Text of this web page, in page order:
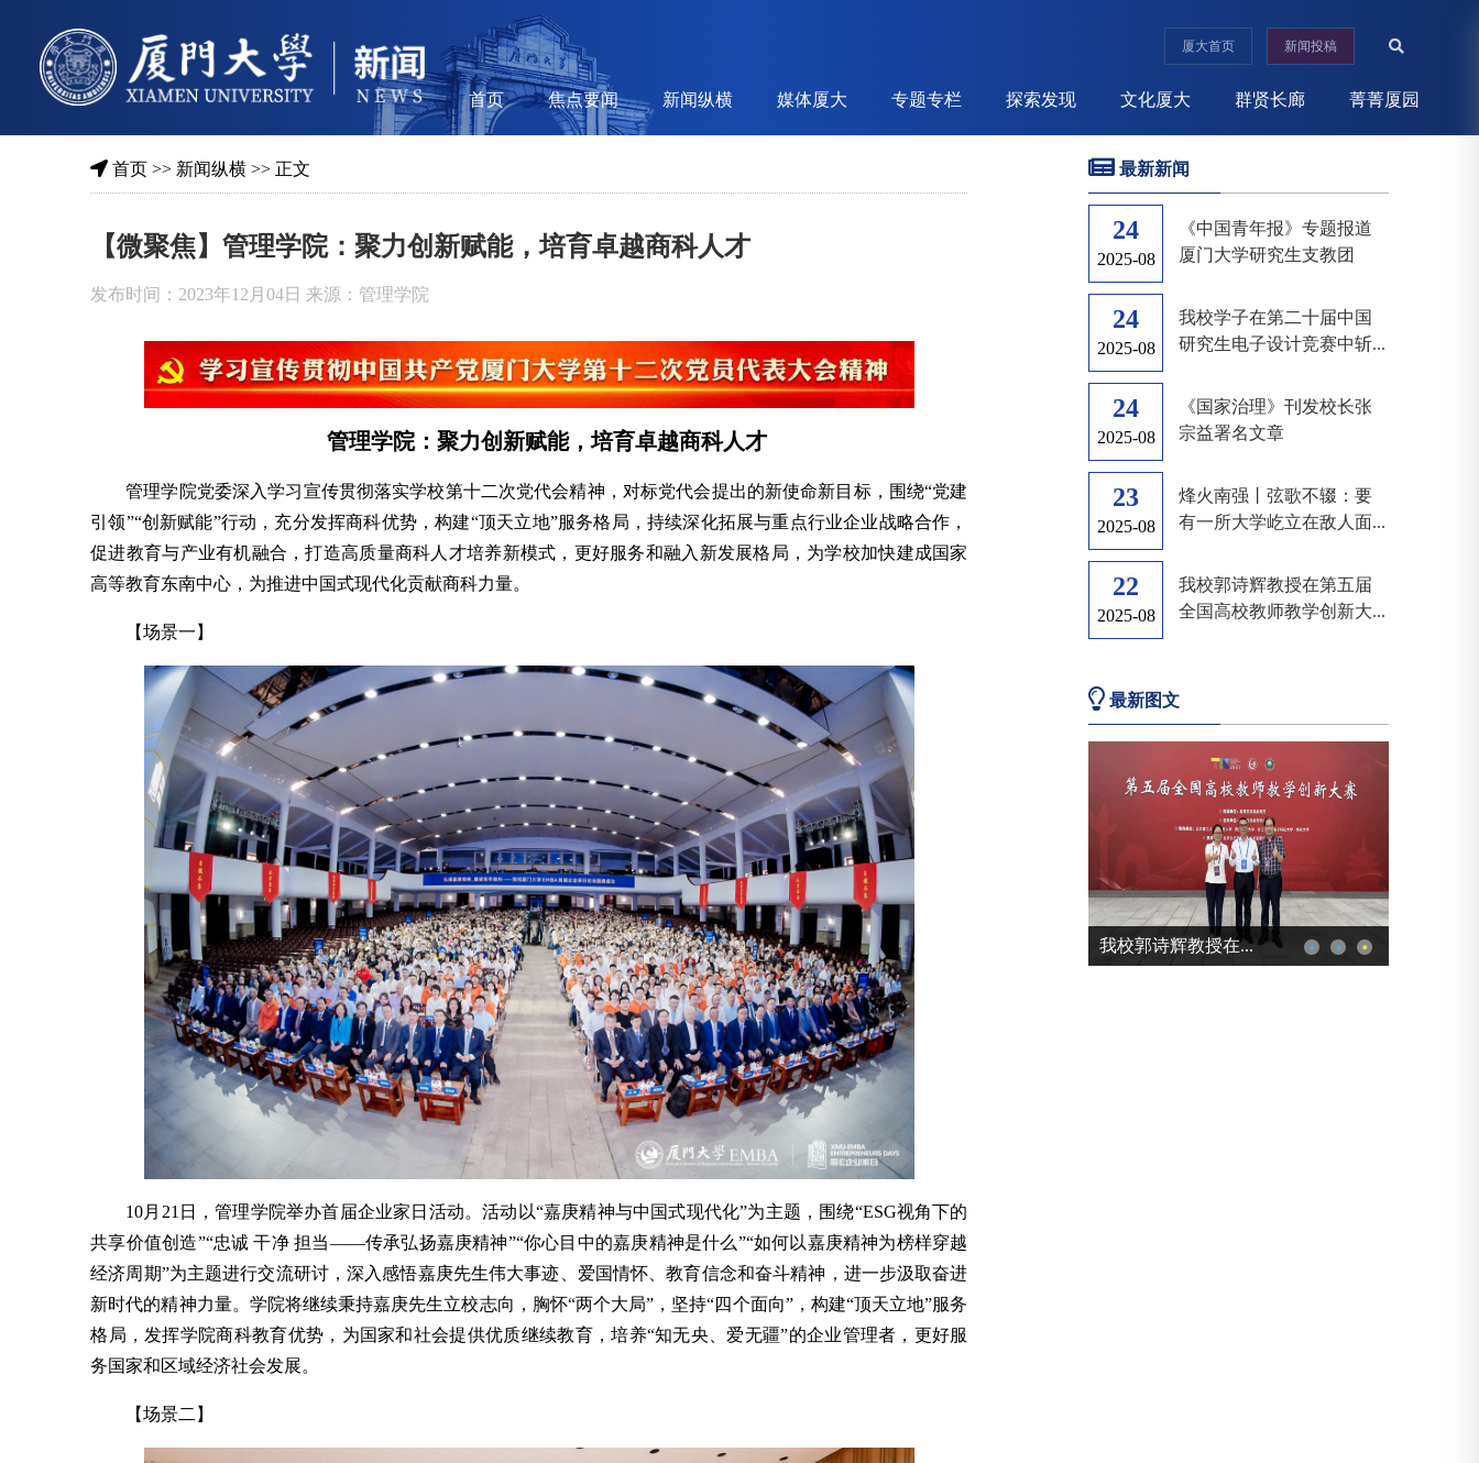
厦大首页 新闻投稿
首页 焦点要闻 新闻纵横 媒体厦大 专题专栏 探索发现 文化厦大 群贤长廊 菁菁厦园
首页 >> 新闻纵横 >> 正文
【微聚焦】管理学院：聚力创新赋能，培育卓越商科人才
发布时间：2023年12月04日 来源：管理学院
管理学院：聚力创新赋能，培育卓越商科人才
管理学院党委深入学习宣传贯彻落实学校第十二次党代会精神，对标党代会提出的新使命新目标，围绕“党建
引领”“创新赋能”行动，充分发挥商科优势，构建“顶天立地”服务格局，持续深化拓展与重点行业企业战略合作，
促进教育与产业有机融合，打造高质量商科人才培养新模式，更好服务和融入新发展格局，为学校加快建成国家
高等教育东南中心，为推进中国式现代化贡献商科力量。
【场景一】
10月21日，管理学院举办首届企业家日活动。活动以“嘉庚精神与中国式现代化”为主题，围绕“ESG视角下的
共享价值创造”“忠诚 干净 担当——传承弘扬嘉庚精神”“你心目中的嘉庚精神是什么”“如何以嘉庚精神为榜样穿越
经济周期”为主题进行交流研讨，深入感悟嘉庚先生伟大事迹、爱国情怀、教育信念和奋斗精神，进一步汲取奋进
新时代的精神力量。学院将继续秉持嘉庚先生立校志向，胸怀“两个大局”，坚持“四个面向”，构建“顶天立地”服务
格局，发挥学院商科教育优势，为国家和社会提供优质继续教育，培养“知无央、爱无疆”的企业管理者，更好服
务国家和区域经济社会发展。
【场景二】
最新新闻
24
2025-08
《中国青年报》专题报道
厦门大学研究生支教团
24
2025-08
我校学子在第二十届中国
研究生电子设计竞赛中斩...
24
2025-08
《国家治理》刊发校长张
宗益署名文章
23
2025-08
烽火南强丨弦歌不辍：要
有一所大学屹立在敌人面...
22
2025-08
我校郭诗辉教授在第五届
全国高校教师教学创新大...
最新图文
《中国青年报》专... 《国家治理》刊发... 我校郭诗辉教授在...